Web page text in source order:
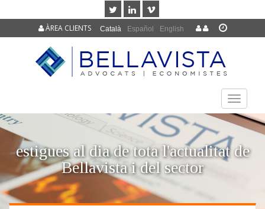
Català Español English
ÀREA CLIENTS
TOGGLE
estigues al dia de tota l'actualitat de
Bellavista i del sector